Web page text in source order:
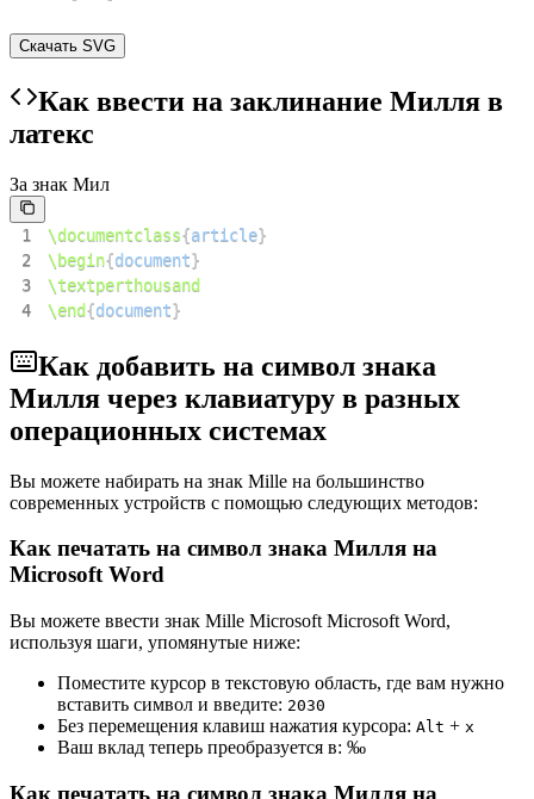
Скачать SVG
Как ввести на заклинание Милля в
латекс
За знак Мил
1 \documentclass{article}
2
\begin{document}
3
\textperthousand
4
\end{document}
Как добавить на символ знака
Милля через клавиатуру в разных
операционных системах
Вы можете набирать на знак Mille на большинство
современных устройств с помощью следующих методов:
Как печатать на символ знака Милля на
Microsoft Word
Вы можете ввести знак Mille Microsoft Microsoft Word,
используя шаги, упомянутые ниже:
Поместите курсор в текстовую область, где вам нужно
вставить символ и введите: 2030
Без перемещения клавиш нажатия курсора: Alt + x
Ваш вклад теперь преобразуется в: ‰
Как печатать на символ знака Милля на